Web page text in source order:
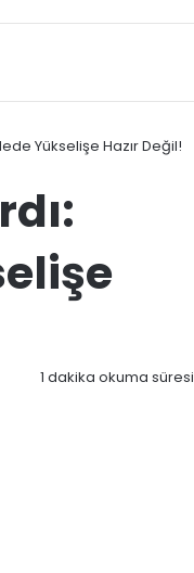
Yükselişe Hazır Değil!
1 dakika okuma süresi